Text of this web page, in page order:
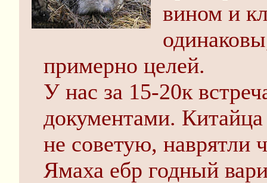
вином и
примерно целей.
У нас за 15-20к
документами. Китайца
не советую, наврятли
Ямаха ебр годный